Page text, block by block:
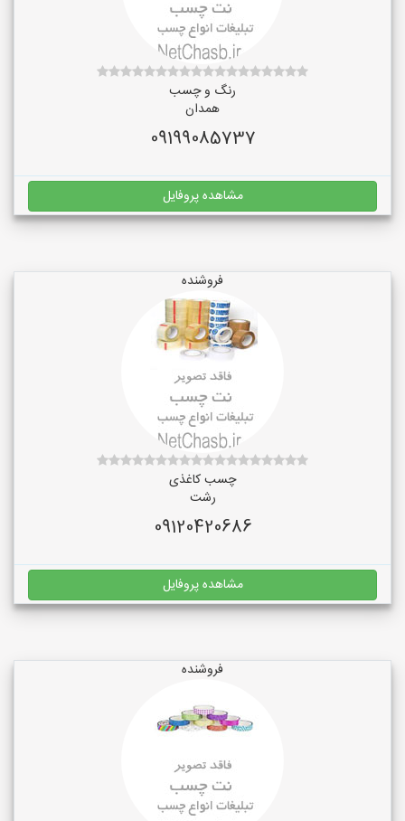
رنگ و چسب
همدان
09199085737
مشاهده پروفایل
فروشنده
چسب کاغذی
رشت
09120420686
مشاهده پروفایل
فروشنده